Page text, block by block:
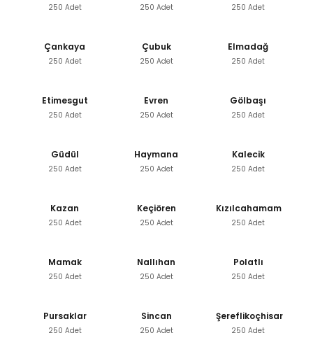
250 Adet 250 Adet 250 Adet
Çankaya
250 Adet
Çubuk
250 Adet
Elmadağ
250 Adet
Etimesgut
250 Adet
Evren
250 Adet
Gölbaşı
250 Adet
Güdül
250 Adet
Haymana
250 Adet
Kalecik
250 Adet
Kazan
250 Adet
Keçiören
250 Adet
Kızılcahamam
250 Adet
Mamak
250 Adet
Nallıhan
250 Adet
Polatlı
250 Adet
Pursaklar
250 Adet
Sincan
250 Adet
Şereflikoçhisar
250 Adet